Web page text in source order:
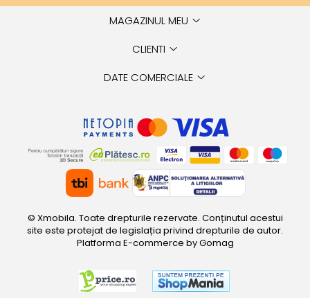
MAGAZINUL MEU
CLIENTI
DATE COMERCIALE
© Xmobila. Toate drepturile rezervate. Conținutul acestui
site este protejat de legislația privind drepturile de autor.
Platforma E-commerce by Gomag